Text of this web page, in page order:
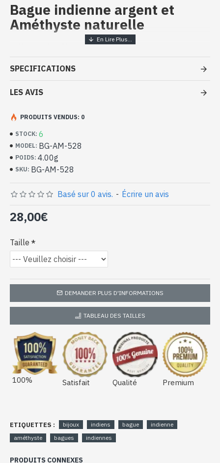
Bague indienne argent et
Améthyste naturelle
Bijoux indiens artisanaux - Bague
argent massif et Améthyste
- Bague en argent véritable 925/1000
- Faite à Jaipur ( INDE )
- Taille de la pierre : 8mm x 6mm approx
-Livrée avec un petit sac artisanal
Bague indienne argent et Améthyste
naturelle de forme ovale (BG-AM-528)
SPECIFICATIONS
LES AVIS
STOCK: 6
MODEL: BG-AM-528
POIDS: 4.00g
SKU: BG-AM-528
PRODUITS VENDUS: 0
Basé sur 0 avis. - Écrire un avis
28,00€
Taille
DEMANDER PLUS D'INFORMATIONS
TABLEAU DES TAILLES
100% Satisfait Qualité Premium
ETIQUETTES : bijoux indiens bague
indienne
améthyste
bagues indiennes
PRODUITS CONNEXES